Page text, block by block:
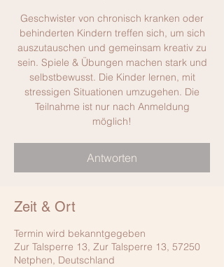
Geschwister von chronisch kranken oder
behinderten Kindern treffen sich, um sich
auszutauschen und gemeinsam kreativ zu
sein. Spiele & Übungen machen stark und
selbstbewusst. Die Kinder lernen, mit
stressigen Situationen umzugehen. Die
Teilnahme ist nur nach Anmeldung
möglich!
Antworten
Zeit & Ort
Termin wird bekanntgegeben
Zur Talsperre 13, Zur Talsperre 13, 57250
Netphen, Deutschland